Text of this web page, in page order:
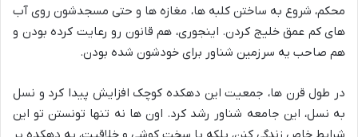
محکم، شروع به ساختن کلبه ها، مغازه ها و حتی مسجدشون روی آب
های کم عمق خلیج کردن. اینجوری، هم قانون رو رعایت کرده بودن و
هم صاحب یه سرزمین شناور برای خودشون شده بودن.
در طول قرن ها، جمعیت این دهکده کوچک افزایش پیدا کرد و نسل
به نسل، این جامعه شناور رشد کرد. اون ها نه تنها تونستن تو این